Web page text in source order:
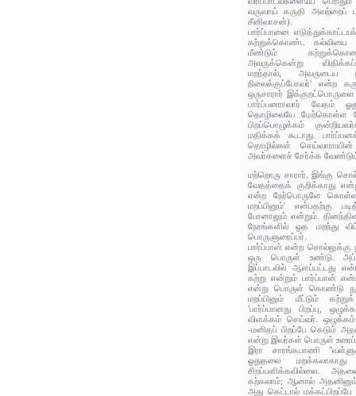
வருவாய் கருதி அவற்றைப்
சீனிவாசன்).
பார்ப்பானை
கற்றுக்கொண்ட கல்வியை
மீண்டும்
அவருக்கென்று
மறந்தால், அவருடைய
நிலைக்குப்போவர்' என்ற
ஒருசாரார்
பார்ப்பனராவார் வேதம்
தொழிலையே மேற்கொள்ள
பிறப்பொழுக்கம்
மதிக்கக் கூடாது.
தொழில்கள்
அவர்களைச் சேர்க்க
மற்றொரு சாரார், இங்கு
வேதத்தைக் குறிக்காது
என்ற நேர்பொருளே
மறப்பினும்' என்பதற்கு
போனாலும் என்றும்.
நேரங்களில் ஓத மறந்து
பொருளுரைப்பர்.
பார்ப்பான் என்ற
ஒரு பொருள் உண்டு.
இப்பாடலில் ஆளப்பட்டது
கற்று என்றும் பார்ப்பான்
என்று பொருள் கொண்டு
மறப்பினும் மீட்டும்
'பார்ப்பானது பிறப்பு,
விளக்கம் செய்வர். ஒழுக்கம்
-மனிதப் பிறப்பே கெடும்
என்று இவர்கள் பொருள்
இரா சாரங்கபாணி
ஓதுதலை மறக்கலாகாது
சிறப்பளிக்கவில்லை.
கற்கலாம்; ஆனால் அதனினும்
அது கெட்டால்